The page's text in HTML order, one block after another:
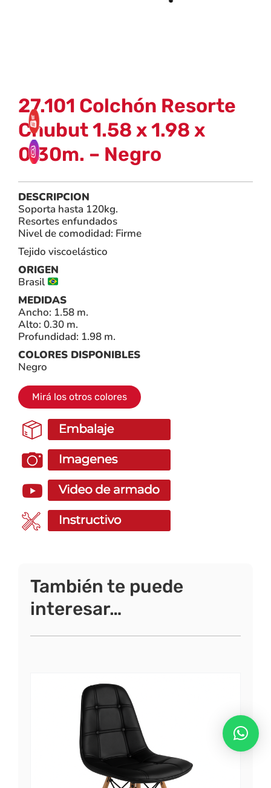
27.101 Colchón Resorte
Chubut 1.58 x 1.98 x
0.30m. – Negro
DESCRIPCION
Soporta hasta 120kg.
Resortes enfundados
Nivel de comodidad: Firme
Tejido viscoelástico
ORIGEN
Brasil
MEDIDAS
Ancho: 1.58 m.
Alto: 0.30 m.
Profundidad: 1.98 m.
COLORES DISPONIBLES
Negro
Mirá los otros colores
También te puede
interesar…